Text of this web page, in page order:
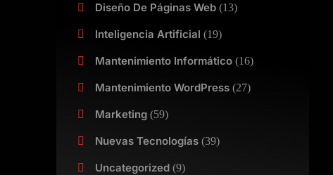
Diseño De Páginas Web(13)
Inteligencia Artificial (19)
Mantenimiento Informático(16)
Mantenimiento WordPress(27)
Marketing(59)
Nuevas Tecnologías(39)
Uncategorized(9)